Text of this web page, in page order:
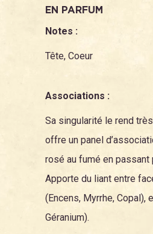
EN PARFUM
Notes :
Tête, Coeur
Associations :
Sa singularité le rend
offre un panel
rosé au fumé en passant
Apporte du liant entre
(Encens, Myrrhe, Copal ),
Géranium).